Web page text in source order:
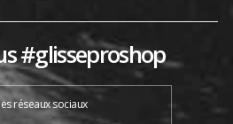
#glisseproshop
réseaux sociaux